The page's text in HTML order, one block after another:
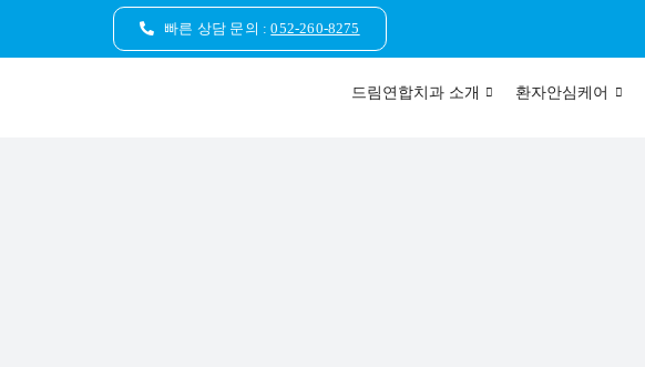
빠른 상담 문의 :052-260-8275
드림연합치과 소개 환자안심케어